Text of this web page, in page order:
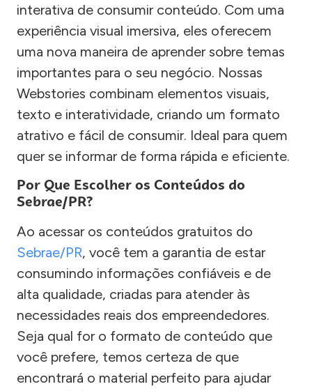
interativa de consumir conteúdo. Com uma
experiência visual imersiva, eles oferecem
uma nova maneira de aprender sobre temas
importantes para o seu negócio. Nossas
Webstories combinam elementos visuais,
texto e interatividade, criando um formato
atrativo e fácil de consumir. Ideal para quem
quer se informar de forma rápida e eficiente.
Por Que Escolher os Conteúdos do
Sebrae/PR?
Ao acessar os conteúdos gratuitos do
Sebrae/PR, você tem a garantia de estar
consumindo informações confiáveis e de
alta qualidade, criadas para atender às
necessidades reais dos empreendedores.
Seja qual for o formato de conteúdo que
você prefere, temos certeza de que
encontrará o material perfeito para ajudar